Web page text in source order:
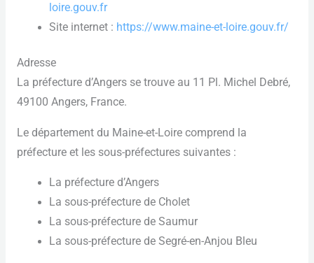
loire.gouv.fr
Site internet : https://www.maine-et-loire.gouv.fr/
Adresse
La préfecture d’Angers se trouve au 11 Pl. Michel Debré,
49100 Angers, France.
Le département du Maine-et-Loire comprend la
préfecture et les sous-préfectures suivantes :
La préfecture d’Angers
La sous-préfecture de Cholet
La sous-préfecture de Saumur
La sous-préfecture de Segré-en-Anjou Bleu